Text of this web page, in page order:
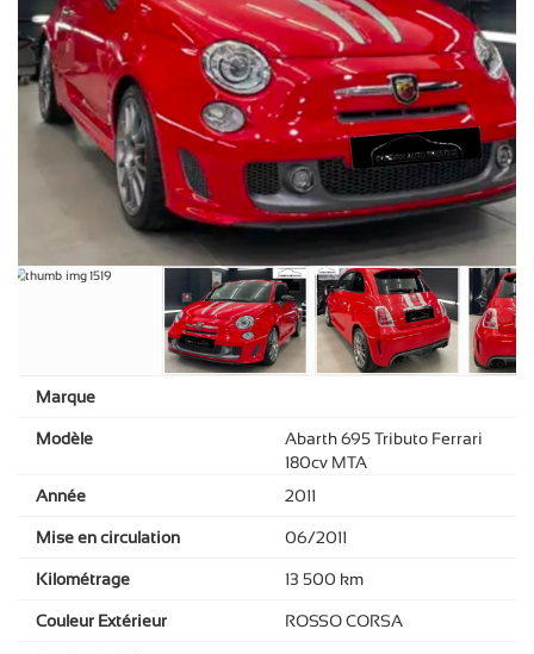
Marque
Modèle
Abarth 695 Tributo Ferrari
180cv MTA
Année
2011
Mise en circulation 06/2011
Kilométrage 13 500 km
Couleur Extérieur ROSSO CORSA